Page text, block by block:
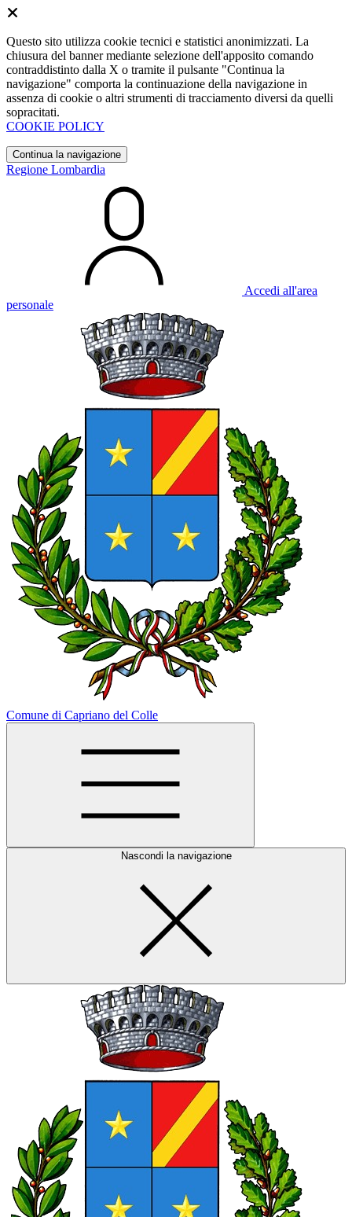
Questo sito utilizza cookie tecnici e statistici anonimizzati. La
chiusura del banner mediante selezione dell'apposito comando
contraddistinto dalla X o tramite il pulsante "Continua la
navigazione" comporta la continuazione della navigazione in
assenza di cookie o altri strumenti di tracciamento diversi da quelli
sopracitati.
COOKIE POLICY
Continua la navigazione
Regione Lombardia
Accedi all'area
personale
Comune di Capriano del Colle
Nascondi la navigazione